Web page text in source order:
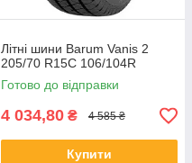
Літні шини Barum Vanis 2
205/70 R15C 106/104R
Готово до відправки
4 034,80 ₴ 4 585 ₴
Купити